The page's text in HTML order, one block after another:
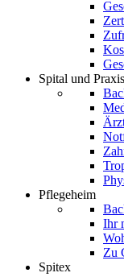
Spital und Praxis
Pflegeheim
Ihr
Zu
Spitex